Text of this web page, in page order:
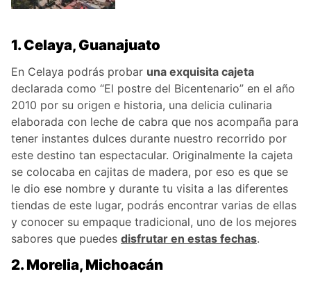
1. Celaya, Guanajuato
En Celaya podrás probar una exquisita cajeta
declarada como “El postre del Bicentenario” en el año
2010 por su origen e historia, una delicia culinaria
elaborada con leche de cabra que nos acompaña para
tener instantes dulces durante nuestro recorrido por
este destino tan espectacular. Originalmente la cajeta
se colocaba en cajitas de madera, por eso es que se
le dio ese nombre y durante tu visita a las diferentes
tiendas de este lugar, podrás encontrar varias de ellas
y conocer su empaque tradicional, uno de los mejores
sabores que puedes disfrutar en estas fechas.
2. Morelia, Michoacán